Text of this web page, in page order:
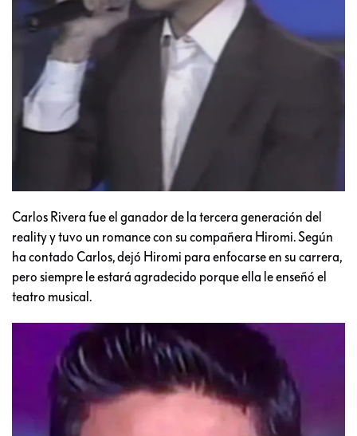
Carlos Rivera fue el ganador de la tercera generación del
reality y tuvo un romance con su compañera Hiromi. Según
ha contado Carlos, dejó Hiromi para enfocarse en su carrera,
pero siempre le estará agradecido porque ella le enseñó el
teatro musical.